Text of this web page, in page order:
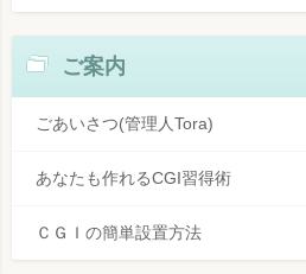
ご案内
ごあいさつ(管理人Tora)
あなたも作れるCGI習得術
ＣＧＩの簡単設置方法